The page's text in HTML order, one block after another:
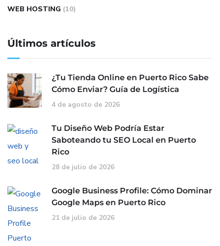
WEB HOSTING (10)
Últimos artículos
¿Tu Tienda Online en Puerto Rico Sabe
Cómo Enviar? Guía de Logística
4 de agosto de 2026
Tu Diseño Web Podría Estar
Saboteando tu SEO Local en Puerto
Rico
28 de julio de 2026
Google Business Profile: Cómo Dominar
Google Maps en Puerto Rico
21 de julio de 2026